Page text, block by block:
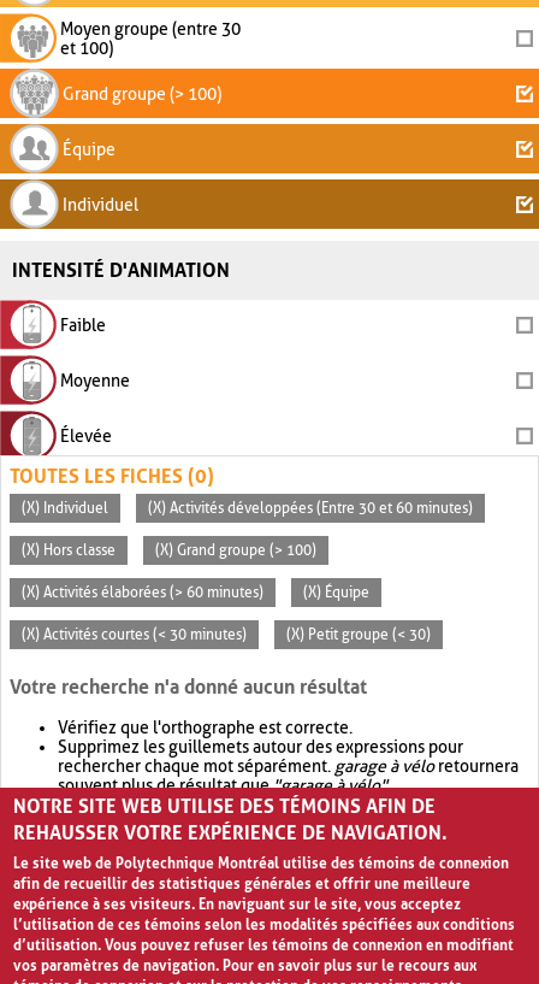
Moyen groupe (entre 30
et 100)
Grand groupe (> 100)
Équipe
Individuel
INTENSITÉ D'ANIMATION
Faible
Moyenne
Élevée
TOUTES LES FICHES (0)
(X) Individuel (X) Activités développées (Entre 30 et 60 minutes)
(X) Hors classe (X) Grand groupe (> 100)
(X) Activités élaborées (> 60 minutes) (X) Équipe
(X) Activités courtes (< 30 minutes) (X) Petit groupe (< 30)
Votre recherche n'a donné aucun résultat
Vérifiez que l'orthographe est correcte.
Supprimez les guillemets autour des expressions pour
rechercher chaque mot séparément. garage à véloretournera
souvent plus de résultat que"garage à vélo".
Envisagez d'élargir votre recherche avec OR.garage OR vélo
retournera souvent plus de résultat quegarage à vélo
NOTRE SITE WEB UTILISE DES TÉMOINS AFIN DE
REHAUSSER VOTRE EXPÉRIENCE DE NAVIGATION.
Le site web de Polytechnique Montréal utilise des témoins de connexion
afin de recueillir des statistiques générales et offrir une meilleure
expérience à ses visiteurs. En naviguant sur le site, vous acceptez
l’utilisation de ces témoins selon les modalités spécifiées aux conditions
d’utilisation. Vous pouvez refuser les témoins de connexion en modifiant
vos paramètres de navigation. Pour en savoir plus sur le recours aux